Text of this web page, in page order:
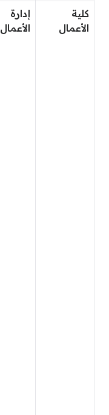
كلية
الأعمال
إدارة
الأعمال